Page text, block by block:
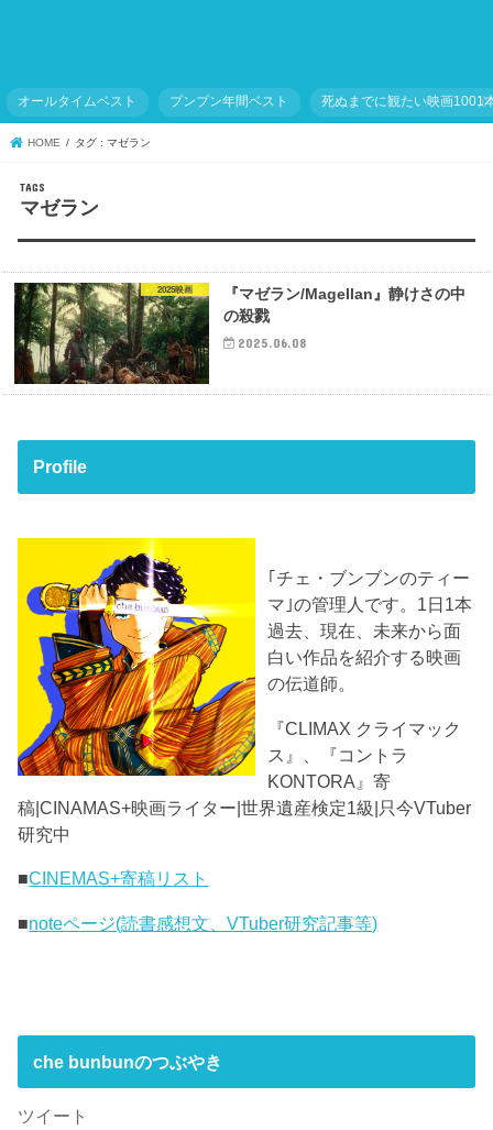
オールタイムベスト ブンブン年間ベスト 死ぬまでに観たい映画1001
HOME タグ : マゼラン
マゼラン
2025映画
『マゼラン/Magellan』静けさの中
の殺戮
2025.06.08
Profile
｢チェ・ブンブンのティー
マ｣の管理人です。1日1本
過去、現在、未来から面
白い作品を紹介する映画
の伝道師。
『CLIMAX クライマック
ス』、『コントラ
KONTORA』寄
稿|CINAMAS+映画ライター|世界遺産検定1級|只今VTuber
研究中
■CINEMAS+寄稿リスト
■noteページ(読書感想文、VTuber研究記事等)
che bunbunのつぶやき
ツイート